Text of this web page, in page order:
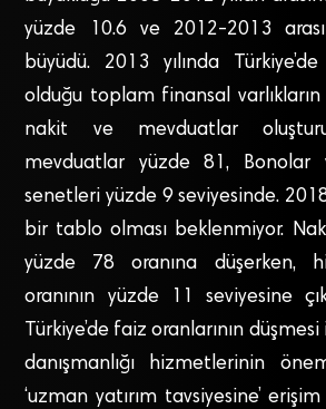
yüzde 10.6 ve 2012-2013
büyüdü. 2013 yılında
olduğu toplam finansal varlıkların
nakit ve mevduatlar
mevduatlar yüzde 81, Bonolar
senetleri yüzde 9 seviyesinde. 2018
bir tablo olması beklenmiyor.
yüzde 78 oranına düşerken,
oranının yüzde 11 seviyesine
Türkiye’de faiz oranlarının
danışmanlığı hizmetlerinin
‘uzman yatırım tavsiyesine’